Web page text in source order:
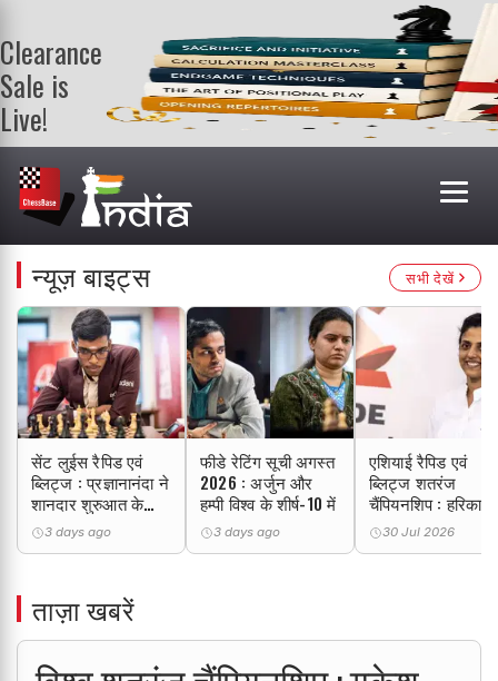
Clearance
Sale is
Live!
Get a FREE
book on
purchasing 2
or more
books. Valid
till 9th Aug.
Shop Books
न्यूज़ बाइट्स सभी देखें
सेंट लुईस रैपिड एवं
ब्लिट्ज : प्रज्ञानानंदा ने
शानदार शुरुआत के
साथ बनाई एकल बढ़त
3 days ago
फीडे रेटिंग सूची अगस्त
2026 : अर्जुन और
हम्पी विश्व के शीर्ष-10 में
3 days ago
एशियाई रैपिड एवं
ब्लिट्ज शतरंज
चैंपियनशिप : हरिका
द्रोणावल्ली ने जीते दो
स्वर्ण पदक
30 Jul 2026
ताज़ा खबरें